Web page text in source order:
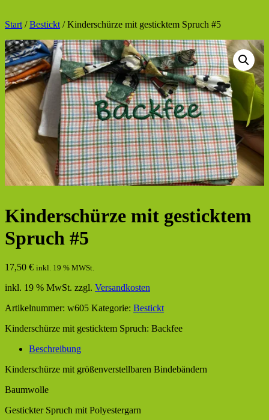
Start /Bestickt / Kinderschürze mit gesticktem Spruch #5
Kinderschürze mit gesticktem
Spruch #5
17,50 € inkl. 19 % MWSt.
inkl. 19 % MwSt. zzgl. Versandkosten
Artikelnummer: w605 Kategorie: Bestickt
Kinderschürze mit gesticktem Spruch: Backfee
Beschreibung
Kinderschürze mit größenverstellbaren Bindebändern
Baumwolle
Gestickter Spruch mit Polyestergarn